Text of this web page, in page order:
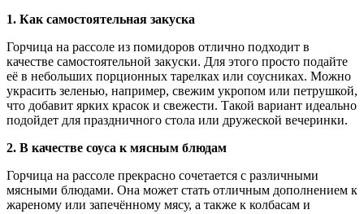
1. Как самостоятельная закуска
Горчица на рассоле из помидоров отлично подходит в
качестве самостоятельной закуски. Для этого просто подайте
её в небольших порционных тарелках или соусниках. Можно
украсить зеленью, например, свежим укропом или петрушкой,
что добавит ярких красок и свежести. Такой вариант идеально
подойдет для праздничного стола или дружеской вечеринки.
2. В качестве соуса к мясным блюдам
Горчица на рассоле прекрасно сочетается с различными
мясными блюдами. Она может стать отличным дополнением к
жареному или запечённому мясу, а также к колбасам и